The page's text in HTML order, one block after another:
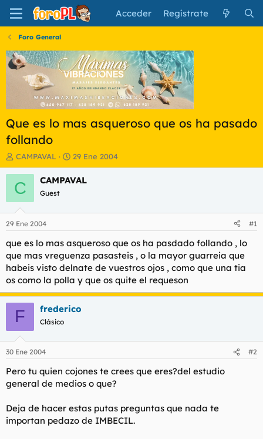
Acceder Regístrate
Foro General
Que es lo mas asqueroso que os ha pasado
follando
I
n
i
c
a
d
o
r
e
l
t
e
m
a
CAMPAVAL
F
e
c
i
n
c
i
o
29 Ene 2004
C CAMPAVAL
Guest
29 Ene 2004 #1
que es lo mas asqueroso que os ha pasdado follando , lo
que mas vreguenza pasasteis , o la mayor guarreia que
habeis visto delnate de vuestros ojos , como que una tia
os como la polla y que os quite el requeson
F frederico
Clásico
30 Ene 2004 #2
Pero tu quien cojones te crees que eres?del estudio
general de medios o que?
Deja de hacer estas putas preguntas que nada te
importan pedazo de IMBECIL.